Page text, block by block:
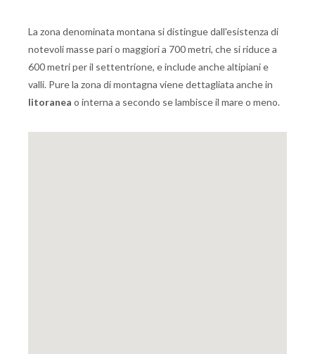
La zona denominata montana si distingue dall'esistenza di
notevoli masse pari o maggiori a 700 metri, che si riduce a
600 metri per il settentrione, e include anche altipiani e
valli. Pure la zona di montagna viene dettagliata anche in
litoranea o interna a secondo se lambisce il mare o meno.